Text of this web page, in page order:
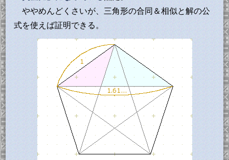
ややめんどくさいが、三角形の合同＆相似と解の公
式を使えば証明できる。